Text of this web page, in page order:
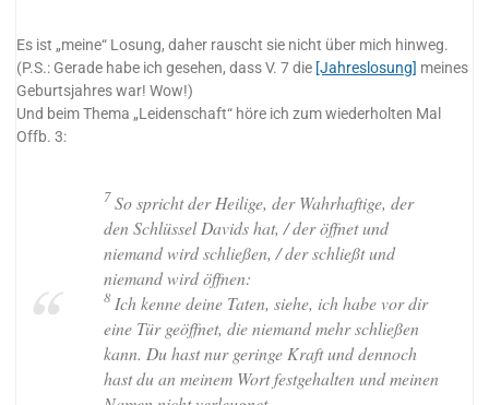
Es ist „meine“ Losung, daher rauscht sie nicht über mich hinweg.
(P.S.: Gerade habe ich gesehen, dass V. 7 die [Jahreslosung] meines
Geburtsjahres war! Wow!)
Und beim Thema „Leidenschaft“ höre ich zum wiederholten Mal
Offb. 3:
7So spricht der Heilige, der Wahrhaftige, der
den Schlüssel Davids hat, / der öffnet und
niemand wird schließen, / der schließt und
niemand wird öffnen:
8Ich kenne deine Taten, siehe, ich habe vor dir
eine Tür geöffnet, die niemand mehr schließen
kann. Du hast nur geringe Kraft und dennoch
hast du an meinem Wort festgehalten und meinen